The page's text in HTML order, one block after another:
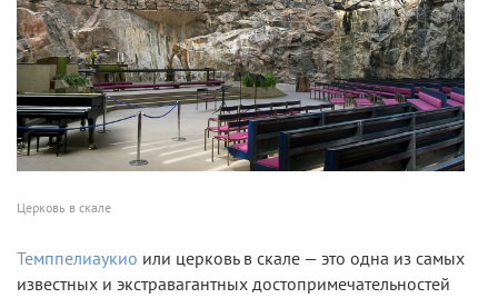
Церковь в скале
Темппелиаукио или церковь в скале — это одна из самых
известных и экстравагантных достопримечательностей